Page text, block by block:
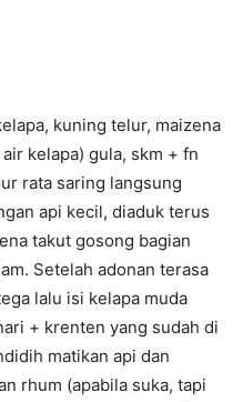
kuning telur, maizena
kelapa) gula, skm + fn
rata saring langsung
api kecil, diaduk terus
takut gosong bagian
Setelah adonan terasa
lalu isi kelapa muda
+ krenten yang sudah di
matikan api dan
rhum (apabila suka, tapi